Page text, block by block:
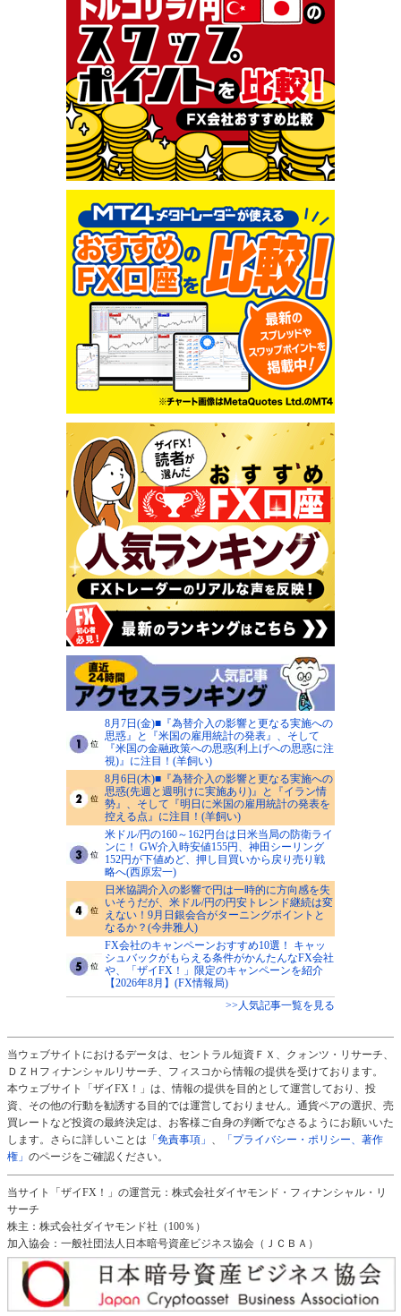
8月7日(金)■『為替介入の影響と更なる実施への
思惑』と『米国の雇用統計の発表』、そして
『米国の金融政策への思惑(利上げへの思惑に注
視)』に注目！(羊飼い)
8月6日(木)■『為替介入の影響と更なる実施への
思惑(先週と週明けに実施あり)』と『イラン情
勢』、そして『明日に米国の雇用統計の発表を
控える点』に注目！(羊飼い)
米ドル/円の160～162円台は日米当局の防衛ライ
ンに！ GW介入時安値155円、神田シーリング
152円が下値めど、押し目買いから戻り売り戦
略へ(西原宏一)
日米協調介入の影響で円は一時的に方向感を失
いそうだが、米ドル/円の円安トレンド継続は変
えない！9月日銀会合がターニングポイントと
なるか？(今井雅人)
FX会社のキャンペーンおすすめ10選！ キャッ
シュバックがもらえる条件がかんたんなFX会社
や、「ザイFX！」限定のキャンペーンを紹介
【2026年8月】(FX情報局)
>>人気記事一覧を見る
当ウェブサイトにおけるデータは、セントラル短資ＦＸ、クォンツ・リサーチ、
ＤＺＨフィナンシャルリサーチ、フィスコから情報の提供を受けております。
本ウェブサイト「ザイFX！」は、情報の提供を目的として運営しており、投
資、その他の行動を勧誘する目的では運営しておりません。通貨ペアの選択、売
買レートなど投資の最終決定は、お客様ご自身の判断でなさるようにお願いいた
します。さらに詳しいことは 「免責事項」 、
「プライバシー・ポリシー、著作
権」 のページをご確認ください。
当サイト「ザイFX！」の運営元：株式会社ダイヤモンド・フィナンシャル・リ
サーチ
株主：株式会社ダイヤモンド社（100％）
加入協会：一般社団法人日本暗号資産ビジネス協会（ＪＣＢＡ）